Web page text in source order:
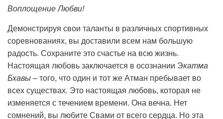
Воплощение Любви!
Демонстрируя свои таланты в различных спортивных
соревнованиях, вы доставили всем нам большую
радость. Сохраните это счастье на всю жизнь.
Настоящая любовь заключается в осознании Экатма
Бхавы– того, что один и тот же Атман пребывает во
всех существах. Это настоящая любовь, которая не
изменяется с течением времени. Она вечна. Нет
сомнений, вы любите Свами от всего сердца. Но эта